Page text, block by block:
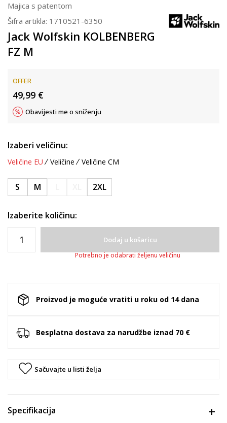
Majica s patentom
Šifra artikla: 1710521-6350
Jack Wolfskin KOLBENBERG
FZ M
OFFER
49,99 €
Obavijesti me o sniženju
Izaberi veličinu:
Veličine EU Veličine Veličine CM
S M 2XL
Izaberite količinu:
Dodaj u košaricu
Potrebno je odabrati željenu veličinu
Proizvod je moguće vratiti u roku od 14 dana
Besplatna dostava za narudžbe iznad 70 €
Sačuvajte u listi želja
Specifikacija